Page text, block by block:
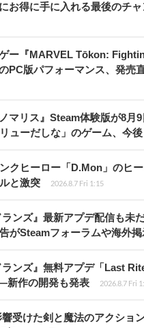
お得に手に入れる最後のチャ
ー『MARVEL Tōkon:
PC版パフォーマンス、発売
マリス』Steam体験版が8月
ューだしな」のゲーム、今
クヒーロー「D.Mon」のヒ
と激突
2026.8.7 Fri 1:15
ランズ』最新アプデ配信も未
がSteamフォーラムや海外
ランズ』無料アプデ「Last
新作の開発も発表
2026.8.7 Fri
響受けた剣と魔法のアクシ